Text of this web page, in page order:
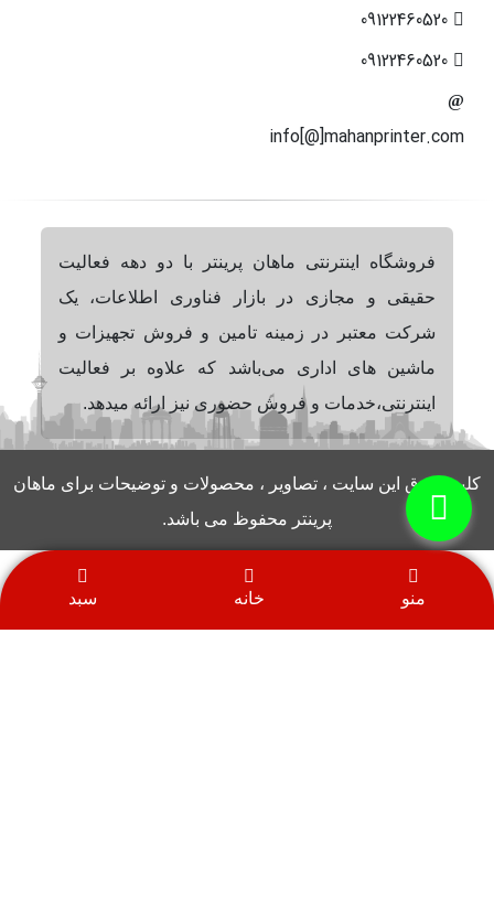
info[@]mahanprinter.com
فروشگاه اینترنتی ماهان پرینتر با دو دهه فعالیت
حقیقی و مجازی در بازار فناوری اطلاعات، یک
شرکت معتبر در زمینه تامین و فروش تجهیزات و
ماشین های اداری می‌باشد که علاوه بر فعالیت
اینترنتی،خدمات و فروش حضوری نیز ارائه میدهد.
کلیه حقوق این سایت ، تصاویر ، محصولات و توضیحات برای ماهان
پرینتر محفوظ می باشد.
منو خانه سبد